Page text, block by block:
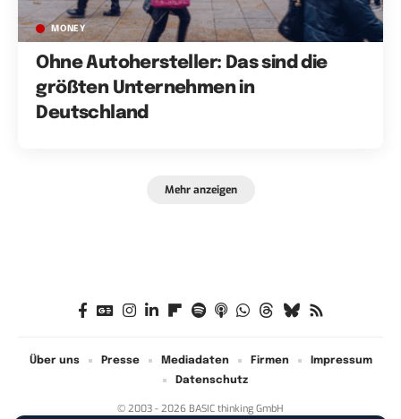
MONEY
Ohne Autohersteller: Das sind die
größten Unternehmen in
Deutschland
Mehr anzeigen
© 2003 - 2026 BASIC thinking GmbH
Über uns Presse Mediadaten Firmen
Impressum
Datenschutz